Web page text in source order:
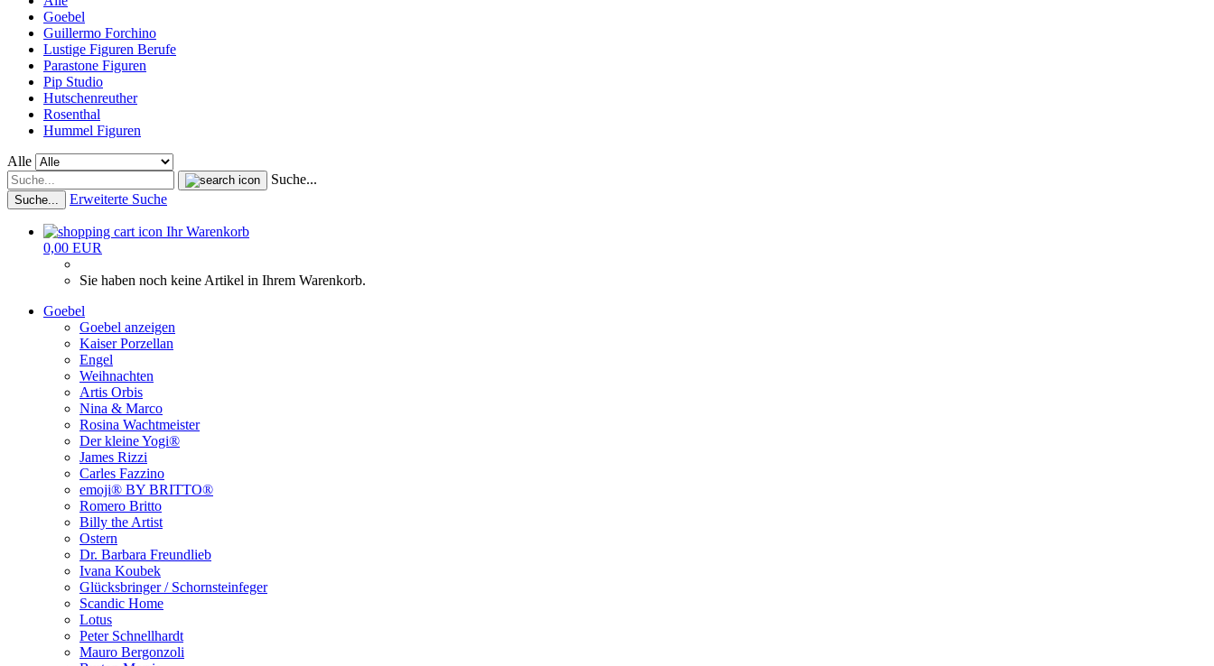
Goebel
Guillermo Forchino
Lustige Figuren Berufe
Parastone Figuren
Pip Studio
Hutschenreuther
Rosenthal
Hummel Figuren
Alle
Suche...
Suche... Erweiterte Suche
Ihr Warenkorb
0,00 EUR
Sie haben noch keine Artikel in Ihrem Warenkorb.
Goebel
Goebel anzeigen
Kaiser Porzellan
Engel
Weihnachten
Artis Orbis
Nina & Marco
Rosina Wachtmeister
Der kleine Yogi®
James Rizzi
Carles Fazzino
emoji® BY BRITTO®
Romero Britto
Billy the Artist
Ostern
Dr. Barbara Freundlieb
Ivana Koubek
Glücksbringer / Schornsteinfeger
Scandic Home
Lotus
Peter Schnellhardt
Mauro Bergonzoli